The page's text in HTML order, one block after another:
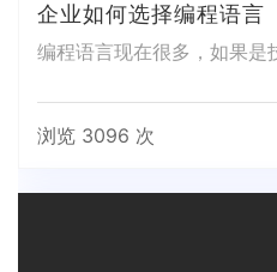
企业如何选择编程语言
编程语言现在很多，如果是
浏览 3096 次